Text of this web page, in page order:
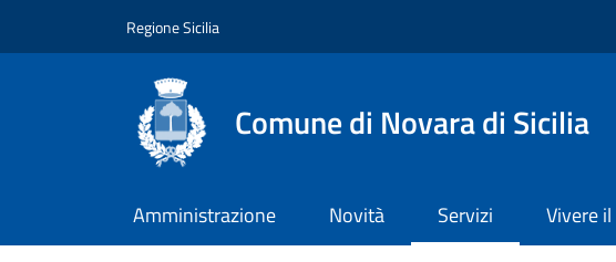
Regione Sicilia
Comune di Novara di Sicilia
Amministrazione Novità Servizi Vivere